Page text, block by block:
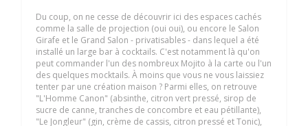
Du coup, on ne cesse de découvrir ici des espaces cachés
comme la salle de projection (oui oui), ou encore le Salon
Girafe et le Grand Salon - privatisables - dans lequel a été
installé un large bar à cocktails. C'est notamment là qu'on
peut commander l'un des nombreux Mojito à la carte ou l'un
des quelques mocktails. À moins que vous ne vous laissiez
tenter par une création maison ? Parmi elles, on retrouve
"L'Homme Canon" (absinthe, citron vert pressé, sirop de
sucre de canne, tranches de concombre et eau pétillante),
"Le Jongleur" (gin, crème de cassis, citron pressé et Tonic),